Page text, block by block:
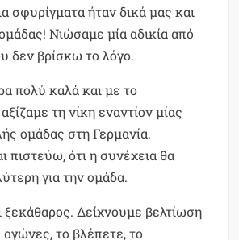
σφυρίγματα ήταν δικά μας και
Νιώσαμε μία αδικία από
δεν βρίσκω το λόγο.
πολύ καλά και με το
τη νίκη εναντίον μίας
ομάδας στη Γερμανία.
πιστεύω, ότι η συνέχεια θα
για την ομάδα.
ξεκάθαρος. Δείχνουμε βελτίωση
το βλέπετε, το